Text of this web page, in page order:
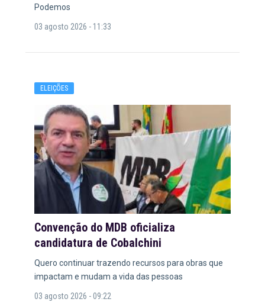
Podemos
03 agosto 2026 - 11:33
ELEIÇÕES
Convenção do MDB oficializa
candidatura de Cobalchini
Quero continuar trazendo recursos para obras que
impactam e mudam a vida das pessoas
03 agosto 2026 - 09:22